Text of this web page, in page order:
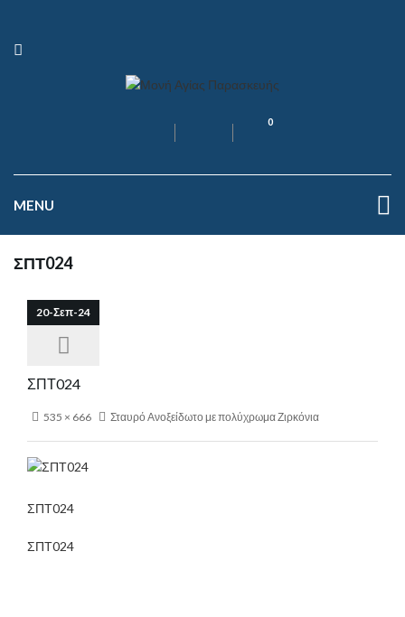
0
MENU
ΣΠΤ024
20-Σεπ-24
ΣΠΤ024
535 × 666 Σταυρό Ανοξείδωτο με πολύχρωμα Ζιρκόνια
ΣΠΤ024
ΣΠΤ024